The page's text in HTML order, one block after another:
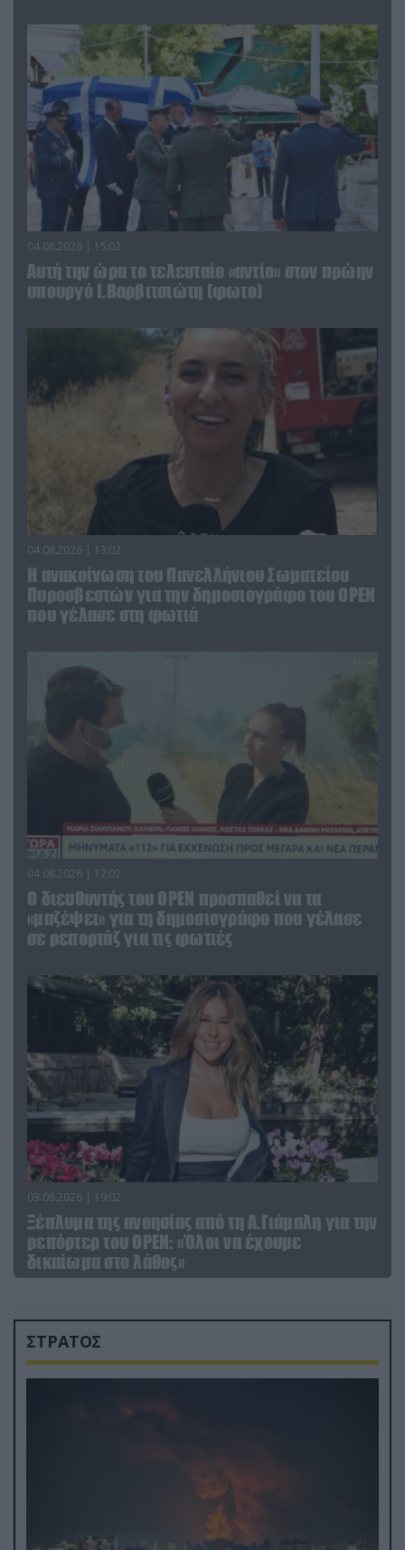
04.08.2026 | 15:02
Αυτή την ώρα το τελευταίο «αντίο» στον πρώην
υπουργό Ι.Βαρβιτσιώτη (φωτο)
04.08.2026 | 13:02
Η ανακοίνωση του Πανελλήνιου Σωματείου
Πυροσβεστών για την δημοσιογράφο του OPEN
που γέλασε στη φωτιά
04.08.2026 | 12:02
O διευθυντής του OPEN προσπαθεί να τα
«μαζέψει» για τη δημοσιογράφο που γέλασε
σε ρεπορτάζ για τις φωτιές
03.08.2026 | 19:02
Ξέπλυμα της ανοησίας από τη Α.Γιάμαλη για την
ρεπόρτερ του ΟΡΕΝ: «Όλοι να έχουμε
δικαίωμα στο λάθος»
ΣΤΡΑΤΟΣ